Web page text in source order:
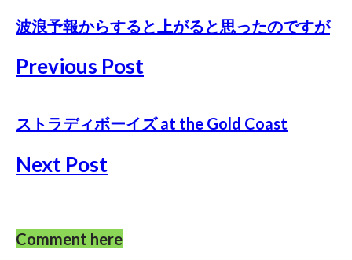
波浪予報からすると上がると思ったのですが
Previous Post
ストラディボーイズ at the Gold Coast
Next Post
Comment here